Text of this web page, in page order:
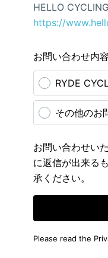
HELLO CYCLING
https://
お問い合わせ内容
RYDE
その他のお
お問い合わせい
に返信が出来る
承ください。
Please read the